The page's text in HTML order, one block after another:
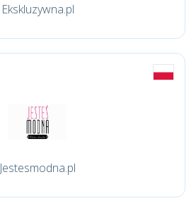
Ekskluzywna.pl
Jestesmodna.pl